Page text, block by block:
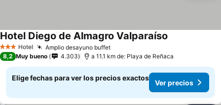
3 Estrellas
Hotel Amplio desayuno buffet
Hotel Diego de Almagro Valparaíso
8,2 Muy bueno 4.303 a 11.1 km de: Playa de Reñaca
Elige fechas para ver los precios exactos
Ver precios